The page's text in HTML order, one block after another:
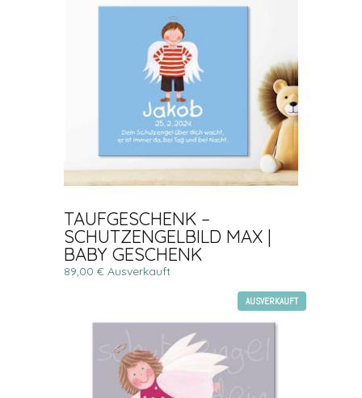
TAUFGESCHENK –
SCHUTZENGELBILD MAX |
BABY GESCHENK
89,00 € Ausverkauft
AUSVERKAUFT